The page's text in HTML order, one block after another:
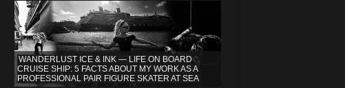
WANDERLUST ICE & INK — LIFE ON BOARD
CRUISE SHIP: 5 FACTS ABOUT MY WORK AS A
PROFESSIONAL PAIR FIGURE SKATER AT SEA